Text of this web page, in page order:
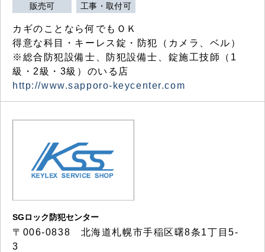
販売可 工事・取付可
カギのことなら何でもＯＫ
得意な科目・キーレス錠・防犯（カメラ、ベル）
※総合防犯設備士、防犯設備士、錠施工技師（1
級・2級・3級）のいる店
http://www.sapporo-keycenter.com
SGロック防犯センター
〒006-0838 北海道札幌市手稲区曙8条1丁目5-
3